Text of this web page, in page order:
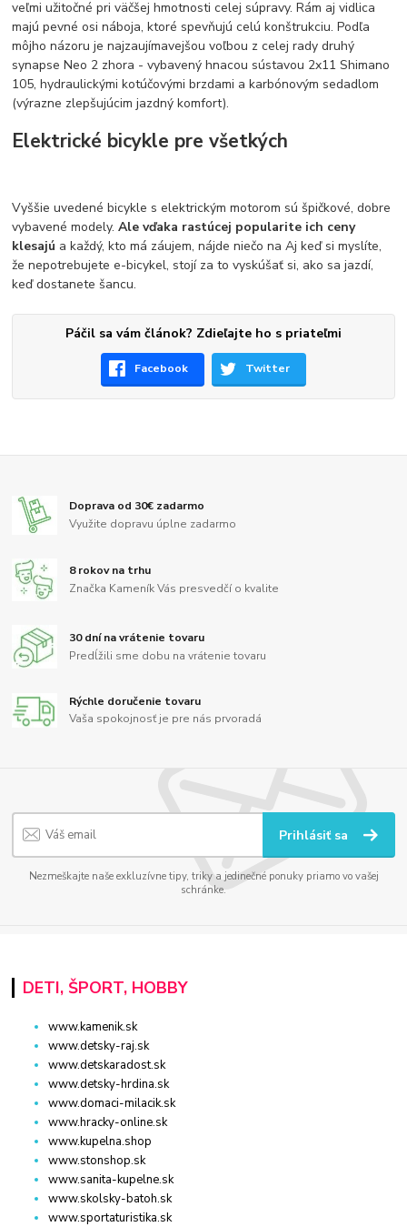
veľmi užitočné pri väčšej hmotnosti celej súpravy. Rám aj vidlica
majú pevné osi náboja, ktoré spevňujú celú konštrukciu. Podľa
môjho názoru je najzaujímavejšou voľbou z celej rady druhý
synapse Neo 2 zhora - vybavený hnacou sústavou 2x11 Shimano
105, hydraulickými kotúčovými brzdami a karbónovým sedadlom
(výrazne zlepšujúcim jazdný komfort).
Elektrické bicykle pre všetkých
Vyššie uvedené bicykle s elektrickým motorom sú špičkové, dobre
vybavené modely.Ale vďaka rastúcej popularite ich ceny
klesajú a každý, kto má záujem, nájde niečo na Aj keď si myslíte,
že nepotrebujete e-bicykel, stojí za to vyskúšať si, ako sa jazdí,
keď dostanete šancu.
Páčil sa vám článok? Zdieľajte ho s priateľmi
Facebook Twitter
Doprava od 30€ zadarmo
Využite dopravu úplne zadarmo
8 rokov na trhu
Značka Kameník Vás presvedčí o kvalite
30 dní na vrátenie tovaru
Predĺžili sme dobu na vrátenie tovaru
Rýchle doručenie tovaru
Vaša spokojnosť je pre nás prvoradá
Prihlásiť sa
Nezmeškajte naše exkluzívne tipy, triky a jedinečné ponuky priamo vo vašej
schránke.
DETI, ŠPORT, HOBBY
www.kamenik.sk
www.detsky-raj.sk
www.detskaradost.sk
www.detsky-hrdina.sk
www.domaci-milacik.sk
www.hracky-online.sk
www.kupelna.shop
www.stonshop.sk
www.sanita-kupelne.sk
www.skolsky-batoh.sk
www.sportaturistika.sk